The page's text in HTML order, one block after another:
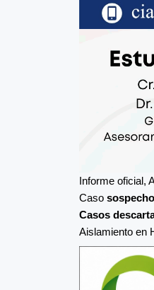
Informe oficial,
Caso
Casos
Aislamiento en